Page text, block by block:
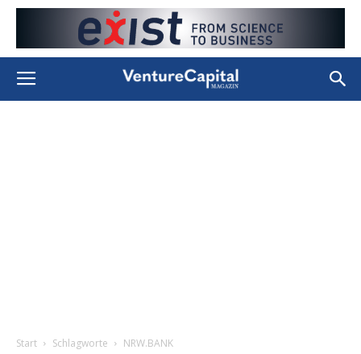
Start Schlagworte NRW.BANK